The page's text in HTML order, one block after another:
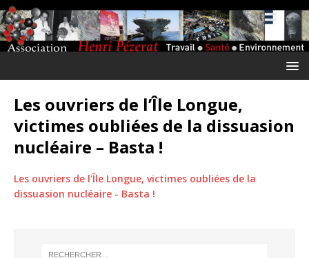
Les ouvriers de l’Île Longue,
victimes oubliées de la dissuasion
nucléaire – Basta !
Les ouvriers de l'Île Longue, victimes oubliées de la
dissuasion nucléaire - Basta !